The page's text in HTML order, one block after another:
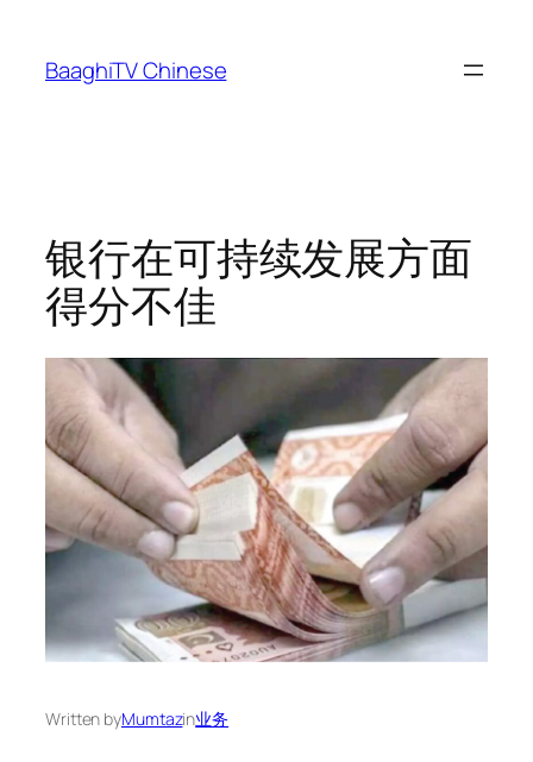
content
BaaghiTV Chinese
银行在可持续发展方面
得分不佳
Written byMumtazin业务